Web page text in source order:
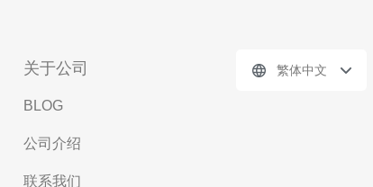
关于公司
BLOG
公司介绍
联系我们
繁体中文